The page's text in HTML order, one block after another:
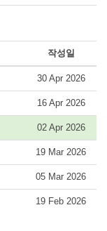
작성일
30 Apr 2026
16 Apr 2026
02 Apr 2026
19 Mar 2026
05 Mar 2026
19 Feb 2026